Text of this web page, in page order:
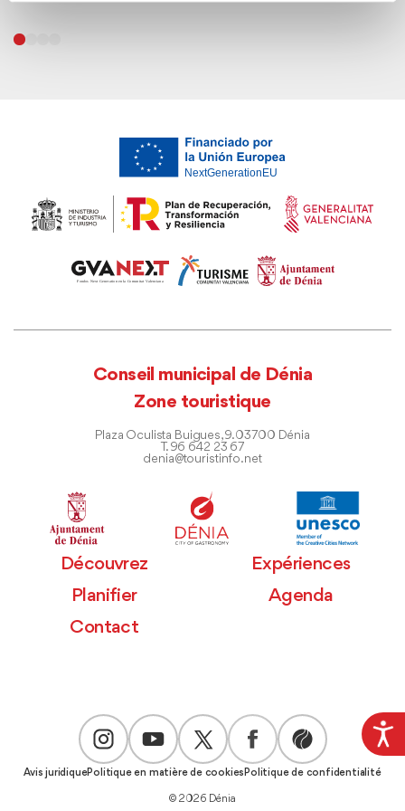
Conseil municipal de Dénia
Zone touristique
Plaza Oculista Buigues, 9. 03700 Dénia
T. 96 642 23 67
denia@touristinfo.net
Découvrez
Expériences
Planifier
Agenda
Contact
Avis juridiquePolitique en matière de cookies Politique de confidentialité
© 2026 Dénia